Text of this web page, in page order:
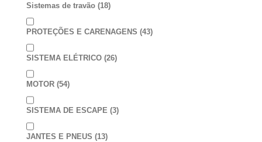
Sistemas de travão (18)
PROTEÇÕES E CARENAGENS (43)
SISTEMA ELÉTRICO (26)
MOTOR (54)
SISTEMA DE ESCAPE (3)
JANTES E PNEUS (13)